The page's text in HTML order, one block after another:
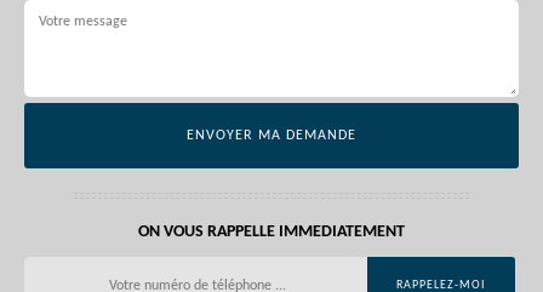
ON VOUS RAPPELLE IMMEDIATEMENT